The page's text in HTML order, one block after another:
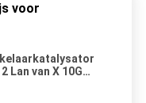
voor
Lan van X 10G